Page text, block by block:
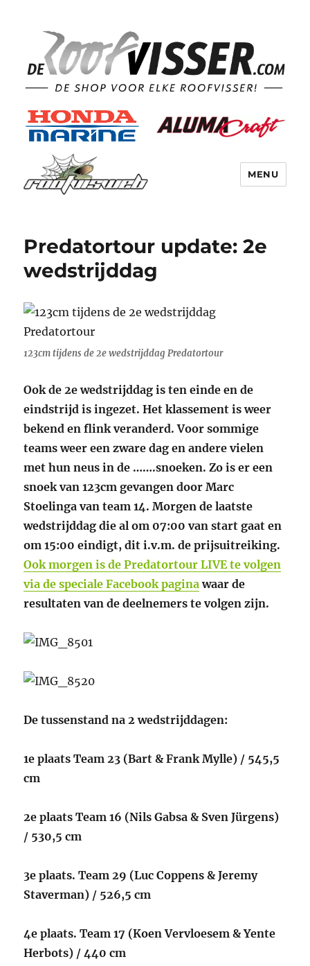
MENU
Predatortour update: 2e
wedstrijddag
123cm tijdens de 2e wedstrijddag Predatortour
Ook de 2e wedstrijddag is ten einde en de
eindstrijd is ingezet. Het klassement is weer
bekend en flink veranderd. Voor sommige
teams weer een zware dag en andere vielen
met hun neus in de …….snoeken. Zo is er een
snoek van 123cm gevangen door Marc
Stoelinga van team 14. Morgen de laatste
wedstrijddag die al om 07:00 van start gaat en
om 15:00 eindigt, dit i.v.m. de prijsuitreiking.
Ook morgen is de Predatortour LIVE te volgen
via de speciale Facebook paginawaar de
resultaten van de deelnemers te volgen zijn.
De tussenstand na 2 wedstrijddagen:
1e plaats Team 23 (Bart & Frank Mylle) / 545,5
cm
2e plaats Team 16 (Nils Gabsa & Sven Jürgens)
/ 530,5 cm
3e plaats. Team 29 (Luc Coppens & Jeremy
Staverman) / 526,5 cm
4e plaats. Team 17 (Koen Vervloesem & Yente
Herbots) / 440 cm